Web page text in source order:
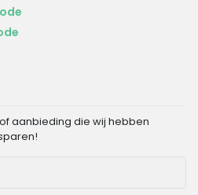
aanbieding die wij hebben